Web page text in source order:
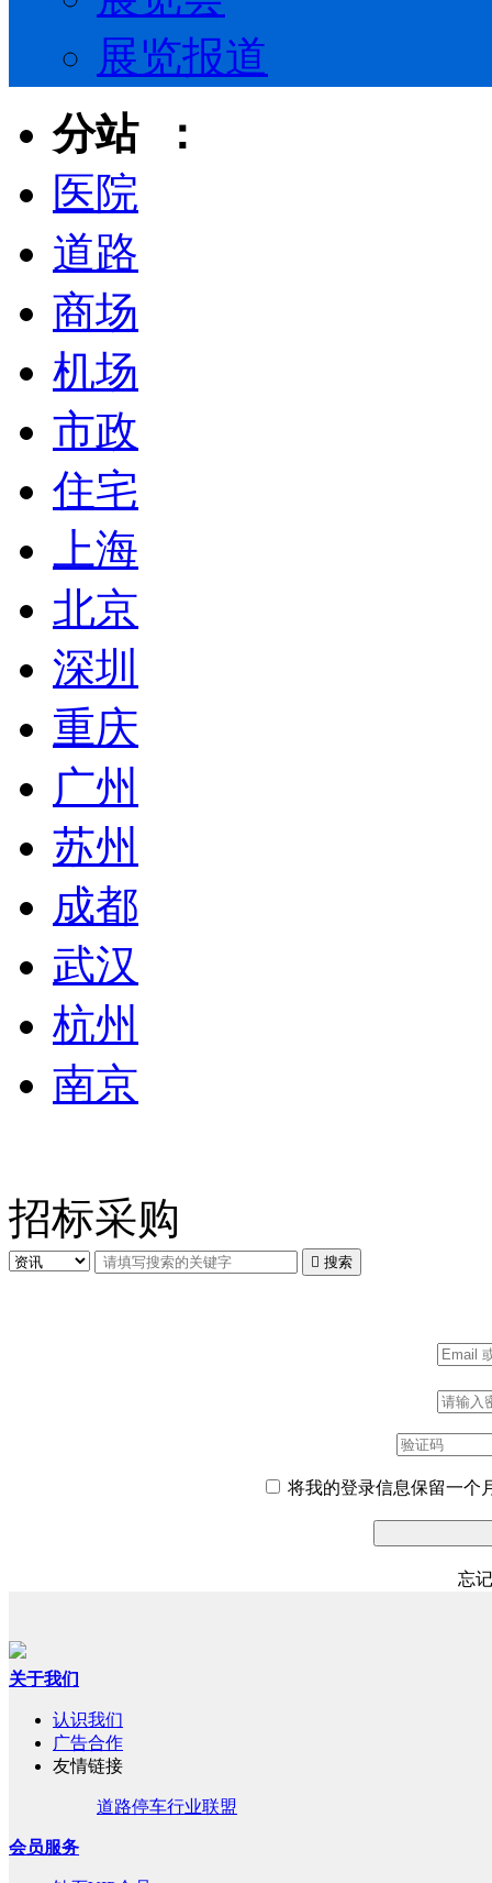
展览报道
分站 ：
医院
道路
商场
机场
市政
住宅
上海
北京
深圳
重庆
广州
苏州
成都
武汉
杭州
南京
招标采购
 搜索
将我的登录信息保留一个
忘
关于我们
认识我们
广告合作
友情链接
道路停车行业联盟
会员服务